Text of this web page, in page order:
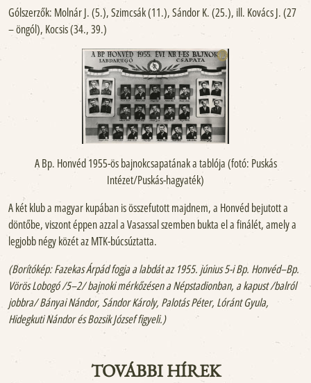
Gólszerzők: Molnár J. (5.), Szimcsák (11.), Sándor K. (25.), ill. Kovács J. (27
– öngól), Kocsis (34., 39.)
A Bp. Honvéd 1955-ös bajnokcsapatának a tablója (fotó: Puskás
Intézet/Puskás-hagyaték)
A két klub a magyar kupában is összefutott majdnem, a Honvéd bejutott a
döntőbe, viszont éppen azzal a Vasassal szemben bukta el a finálét, amely a
legjobb négy közét az MTK-búcsúztatta.
(Borítókép: Fazekas Árpád fogja a labdát az 1955. június 5-i Bp. Honvéd–Bp.
Vörös Lobogó /5–2/ bajnoki mérkőzésen a Népstadionban, a kapust /balról
jobbra/ Bányai Nándor, Sándor Károly, Palotás Péter, Lóránt Gyula,
Hidegkuti Nándor és Bozsik József figyeli.)
TOVÁBBI HÍREK